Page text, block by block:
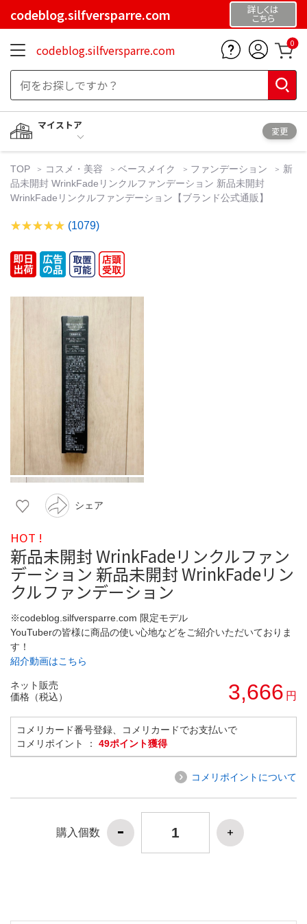
codeblog.silfversparre.com 詳しくは
こちら
codeblog.silfversparre.com 0
マイストア
変更
TOP コスメ・美容 ベースメイク ファンデーション
新
品未開封 WrinkFadeリンクルファンデーション 新品未開封
WrinkFadeリンクルファンデーション【ブランド公式通販】
(1079)
シェア
HOT !
新品未開封 WrinkFadeリンクルファン
デーション 新品未開封 WrinkFadeリン
クルファンデーション
※codeblog.silfversparre.com 限定モデル
YouTuberの皆様に商品の使い心地などをご紹介いただいておりま
す！
紹介動画はこちら
ネット販売
価格（税込）
3,666 円
コメリカード番号登録、コメリカードでお支払いで
コメリポイント ： 49ポイント獲得
コメリポイントについて
購入個数